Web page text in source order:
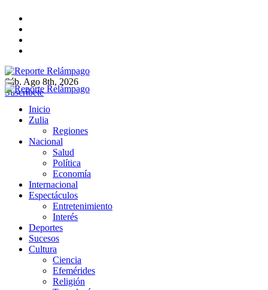
contenido
Reporte Relámpago
Claridad y rigor en cada noticia
Sáb. Ago 8th, 2026
Suscríbete
Reporte Relámpago
Claridad y rigor en cada noticia
Inicio
Zulia
Regiones
Nacional
Salud
Política
Economía
Internacional
Espectáculos
Entretenimiento
Interés
Deportes
Sucesos
Cultura
Ciencia
Efemérides
Religión